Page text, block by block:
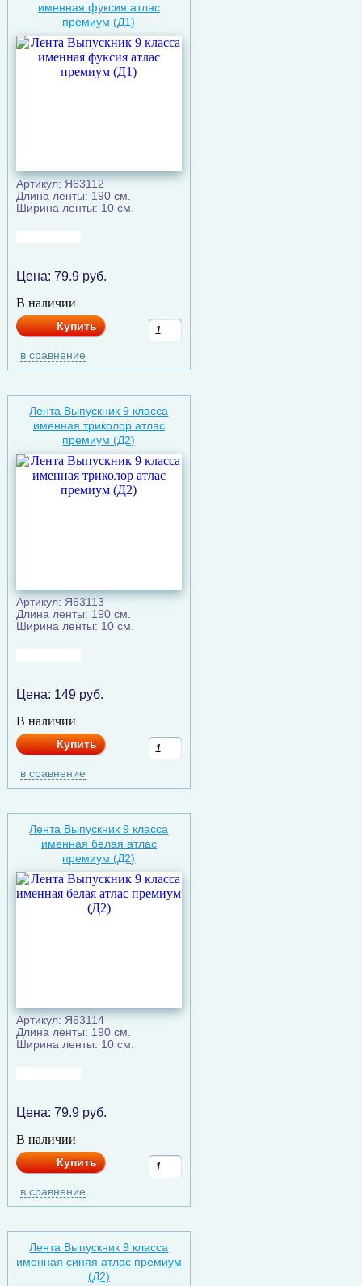
именная фуксия атлас
премиум (Д1)
Артикул: Я63112
Длина ленты: 190 см.
Ширина ленты: 10 см.
Цена: 79.9руб.
В наличии
Купить
в сравнение
Лента Выпускник 9 класса
именная триколор атлас
премиум (Д2)
Артикул: Я63113
Длина ленты: 190 см.
Ширина ленты: 10 см.
Цена: 149руб.
В наличии
Купить
в сравнение
Лента Выпускник 9 класса
именная белая атлас
премиум (Д2)
Артикул: Я63114
Длина ленты: 190 см.
Ширина ленты: 10 см.
Цена: 79.9руб.
В наличии
Купить
в сравнение
Лента Выпускник 9 класса
именная синяя атлас премиум
(Д2)